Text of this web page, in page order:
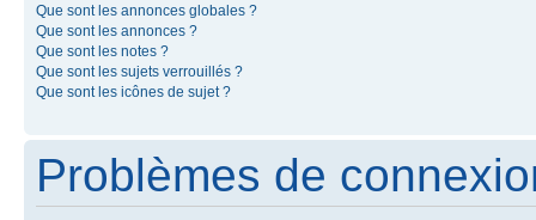
Que sont les annonces globales ?
Que sont les annonces ?
Que sont les notes ?
Que sont les sujets verrouillés ?
Que sont les icônes de sujet ?
Problèmes de